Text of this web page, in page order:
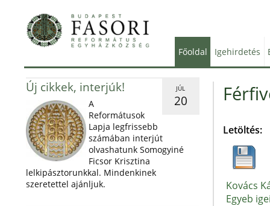
Főoldal Igehirdetés
JÚL
20
Új cikkek, interjúk!
A
Reformátusok
Lapja legfrissebb
számában interjút
olvashatunk Somogyiné
Ficsor Krisztina
lelkipásztorunkkal. Mindenkinek
szeretettel ajánljuk.
Letöltés:
Kovács
Egyeb